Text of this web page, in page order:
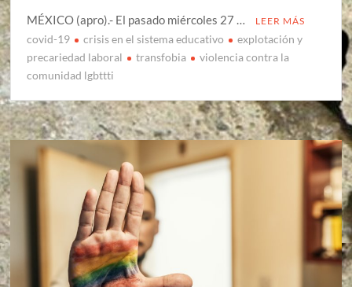
MÉXICO (apro).- El pasado miércoles 27 …
LEER MÁS
covid-19 crisis en el sistema educativo
explotación y
precariedad laboral
transfobia
violencia contra la
comunidad lgbttti